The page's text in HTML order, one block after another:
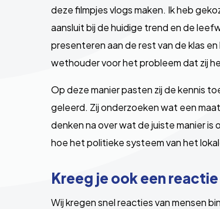
deze filmpjes vlogs maken. Ik heb
aansluit bij de huidige trend en de
presenteren aan de rest van de klas
wethouder voor het probleem dat zij
Op deze manier pasten zij de kennis
geleerd. Zij onderzoeken wat een
denken na over wat de juiste manier
hoe het politieke systeem van het
Kreeg je ook een
Wij kregen snel reacties van mensen